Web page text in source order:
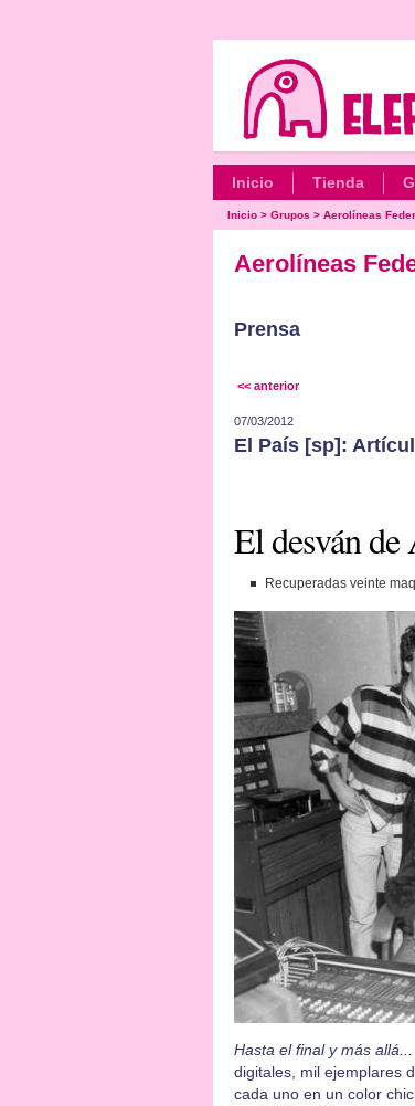
Inicio Tienda
Inicio> Grupos > Aerolíneas
Aerolíneas
Prensa
<< anterior
07/03/2012
El País [sp]:
El desván de
Recuperadas veinte
Hasta el final y más
digitales, mil ejemplares
cada uno en un color